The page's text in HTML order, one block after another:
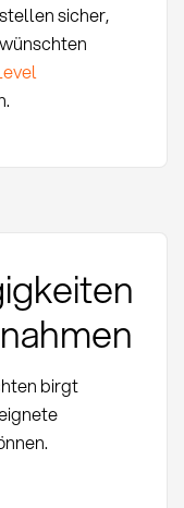
sicher,
birgt